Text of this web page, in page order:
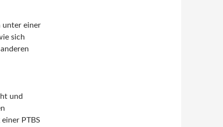
unter einer
sich
und
PTBS